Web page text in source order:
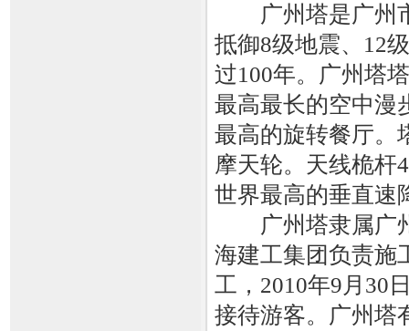
广州塔是广州
抵御8级地震、12
过100年。广州塔
最高最长的空中漫
最高的旋转餐厅。
摩天轮。天线桅杆
世界最高的垂直速
广州塔隶属广州
海建工集团负责施
工，2010年9月30
接待游客。广州塔